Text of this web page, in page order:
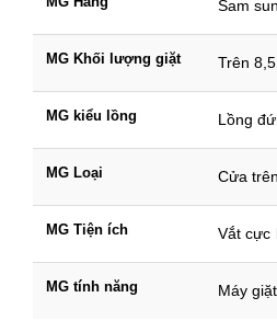
Sam
MG Khối lượng giặt Trên
MG kiểu lồng Lồng
MG Loại Cửa trên
MG Tiện ích Vắt cực
MG tính năng Máy